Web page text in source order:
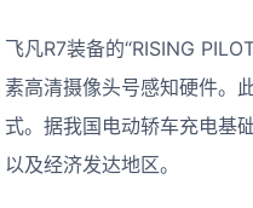
飞凡R7装备的“RISING
素高清摄像头号感知硬件。
式。 据我国电动轿车充电基
以及经济发达地区。